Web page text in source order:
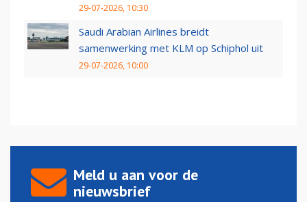
29-07-2026, 10:30
Saudi Arabian Airlines breidt
samenwerking met KLM op Schiphol uit
29-07-2026, 10:00
Meld u aan voor de
nieuwsbrief